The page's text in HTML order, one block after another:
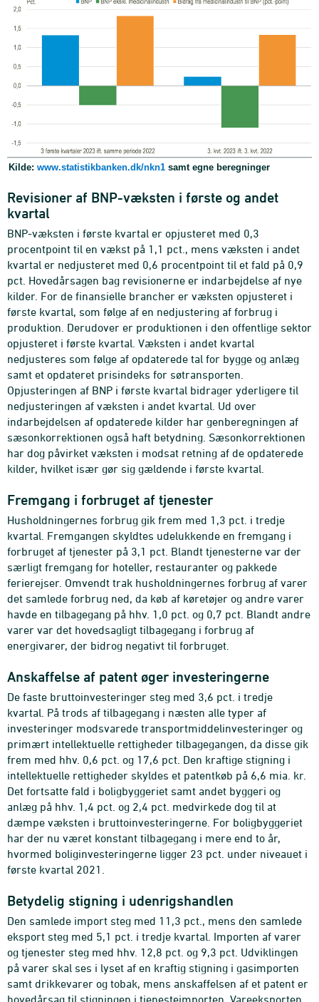
Kilde: www.statistikbanken.dk/nkn1 samt egne beregninger
Revisioner af BNP-væksten i første og andet
kvartal
BNP-væksten i første kvartal er opjusteret med 0,3
procentpoint til en vækst på 1,1 pct., mens væksten i andet
kvartal er nedjusteret med 0,6 procentpoint til et fald på 0,9
pct. Hovedårsagen bag revisionerne er indarbejdelse af nye
kilder. For de finansielle brancher er væksten opjusteret i
første kvartal, som følge af en nedjustering af forbrug i
produktion. Derudover er produktionen i den offentlige sektor
opjusteret i første kvartal. Væksten i andet kvartal
nedjusteres som følge af opdaterede tal for bygge og anlæg
samt et opdateret prisindeks for søtransporten.
Opjusteringen af BNP i første kvartal bidrager yderligere til
nedjusteringen af væksten i andet kvartal. Ud over
indarbejdelsen af opdaterede kilder har genberegningen af
sæsonkorrektionen også haft betydning. Sæsonkorrektionen
har dog påvirket væksten i modsat retning af de opdaterede
kilder, hvilket især gør sig gældende i første kvartal.
Fremgang i forbruget af tjenester
Husholdningernes forbrug gik frem med 1,3 pct. i tredje
kvartal. Fremgangen skyldtes udelukkende en fremgang i
forbruget af tjenester på 3,1 pct. Blandt tjenesterne var der
særligt fremgang for hoteller, restauranter og pakkede
ferierejser. Omvendt trak husholdningernes forbrug af varer
det samlede forbrug ned, da køb af køretøjer og andre varer
havde en tilbagegang på hhv. 1,0 pct. og 0,7 pct. Blandt andre
varer var det hovedsagligt tilbagegang i forbrug af
energivarer, der bidrog negativt til forbruget.
Anskaffelse af patent øger investeringerne
De faste bruttoinvesteringer steg med 3,6 pct. i tredje
kvartal. På trods af tilbagegang i næsten alle typer af
investeringer modsvarede transportmiddelinvesteringer og
primært intellektuelle rettigheder tilbagegangen, da disse gik
frem med hhv. 0,6 pct. og 17,6 pct. Den kraftige stigning i
intellektuelle rettigheder skyldes et patentkøb på 6,6 mia. kr.
Det fortsatte fald i boligbyggeriet samt andet byggeri og
anlæg på hhv. 1,4 pct. og 2,4 pct. medvirkede dog til at
dæmpe væksten i bruttoinvesteringerne. For boligbyggeriet
har der nu været konstant tilbagegang i mere end to år,
hvormed boliginvesteringerne ligger 23 pct. under niveauet i
første kvartal 2021.
Betydelig stigning i udenrigshandlen
Den samlede import steg med 11,3 pct., mens den samlede
eksport steg med 5,1 pct. i tredje kvartal. Importen af varer
og tjenester steg med hhv. 12,8 pct. og 9,3 pct. Udviklingen
på varer skal ses i lyset af en kraftig stigning i gasimporten
samt drikkevarer og tobak, mens anskaffelsen af et patent er
hovedårsag til stigningen i tjenesteimporten. Vareeksporten